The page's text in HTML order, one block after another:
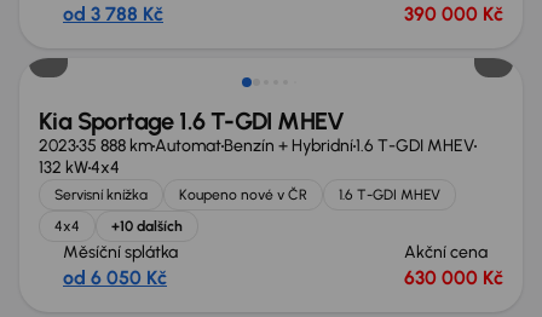
od 3 788 Kč 390 000 Kč
Možnost odpočtu DPH
Kia Sportage 1.6 T-GDI MHEV
202335 888 kmAutomatBenzín + Hybridní1.6 T-GDI MHEV
132 kW4x4
Servisní knížka Koupeno nové v ČR
1.6 T-GDI MHEV
4x4
+10 dalších
Měsíční splátka
od 6 050 Kč
Akční cena
630 000 Kč
Nově v nabídce